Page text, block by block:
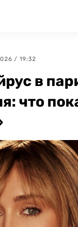
/ 19:32
в
что